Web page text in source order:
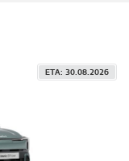
ETA: 30.08.2026